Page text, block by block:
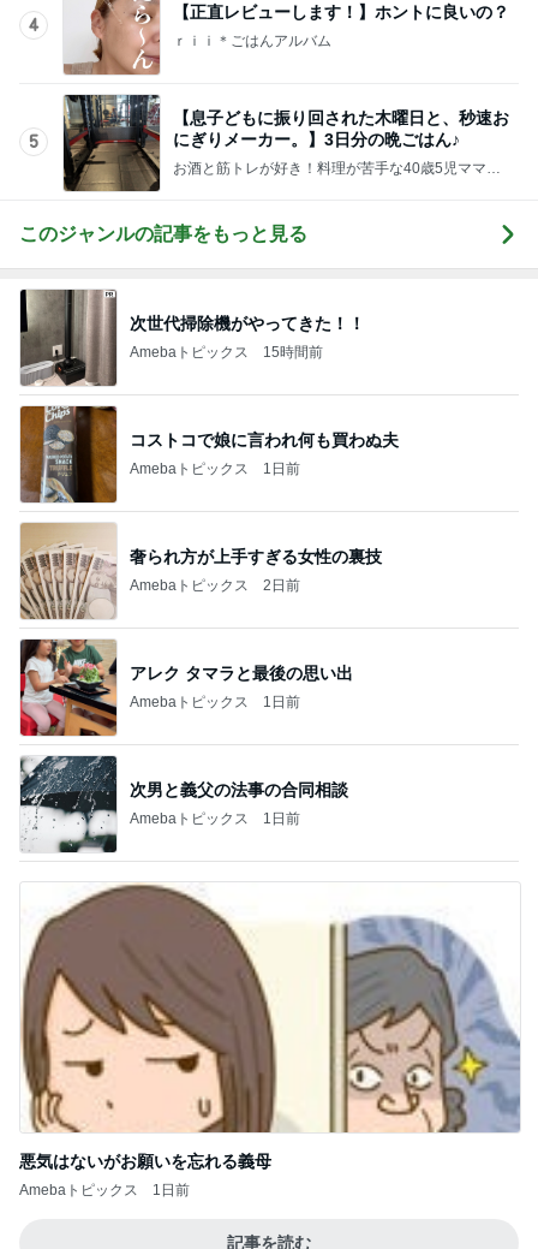
4
【正直レビューします！】ホントに良いの？
ｒｉｉ＊ごはんアルバム
5
【息子どもに振り回された木曜日と、秒速お
にぎりメーカー。】3日分の晩ごはん♪
お酒と筋トレが好き！料理が苦手な40歳5児ママ主
このジャンルの記事をもっと見る
次世代掃除機がやってきた！！
Amebaトピックス 15時間前
コストコで娘に言われ何も買わぬ夫
Amebaトピックス 1日前
奢られ方が上手すぎる女性の裏技
Amebaトピックス 2日前
アレク タマラと最後の思い出
Amebaトピックス 1日前
次男と義父の法事の合同相談
Amebaトピックス 1日前
悪気はないがお願いを忘れる義母
Amebaトピックス 1日前
記事を読む